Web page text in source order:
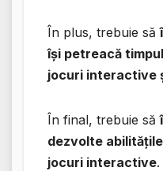
În plus, trebuie să
își petreacă
jocuri interactive
În final, trebuie să
dezvolte
jocuri interactive.